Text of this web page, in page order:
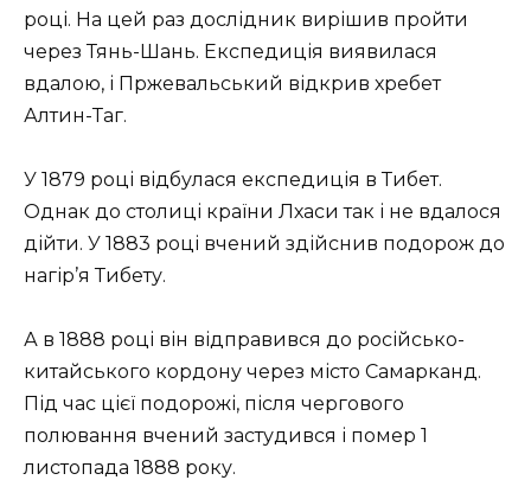
році. На цей раз дослідник вирішив пройти
через Тянь-Шань. Експедиція виявилася
вдалою, і Пржевальський відкрив хребет
Алтин-Таг.
У 1879 році відбулася експедиція в Тибет.
Однак до столиці країни Лхаси так і не вдалося
дійти. У 1883 році вчений здійснив подорож до
нагір’я Тибету.
А в 1888 році він відправився до російсько-
китайського кордону через місто Самарканд.
Під час цієї подорожі, після чергового
полювання вчений застудився і помер 1
листопада 1888 року.